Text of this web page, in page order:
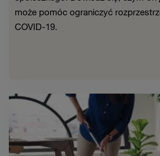
może pomóc ograniczyć
COVID-19.